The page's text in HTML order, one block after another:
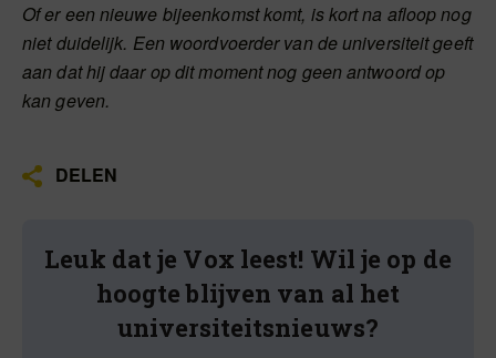
Of er een nieuwe bijeenkomst komt, is kort na afloop nog
niet duidelijk. Een woordvoerder van de universiteit geeft
aan dat hij daar op dit moment nog geen antwoord op
kan geven.
DELEN
Leuk dat je Vox leest! Wil je op de
hoogte blijven van al het
universiteitsnieuws?